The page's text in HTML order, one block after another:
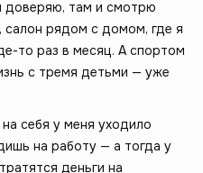
доверяю, там и смотрю
салон рядом с домом, где я
то раз в месяц. А спортом
с тремя детьми — уже
себя у меня уходило
на работу — а тогда у
деньги на